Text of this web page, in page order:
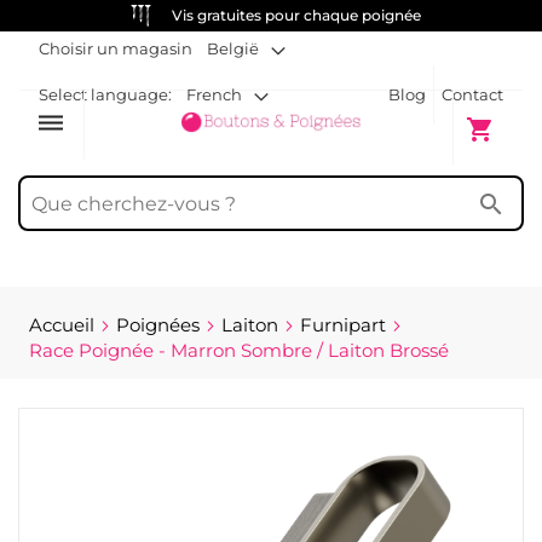
Vis gratuites pour chaque poignée
Blog Contact
Choisir un magasin België
Select language: French
dehaze shopping_cart
Mon
search
Accueil Poignées Laiton
Furnipart
Race Poignée - Marron Sombre / Laiton Brossé